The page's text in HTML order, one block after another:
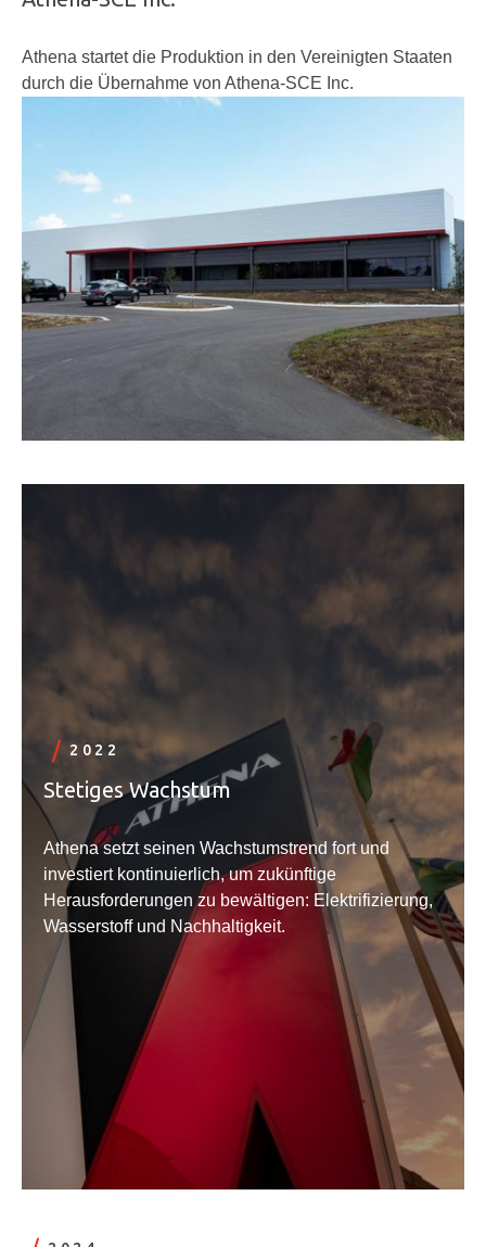
Athena startet die Produktion in den Vereinigten Staaten
durch die Übernahme von Athena-SCE Inc.
2022
Stetiges Wachstum
Athena setzt seinen Wachstumstrend fort und
investiert kontinuierlich, um zukünftige
Herausforderungen zu bewältigen: Elektrifizierung,
Wasserstoff und Nachhaltigkeit.